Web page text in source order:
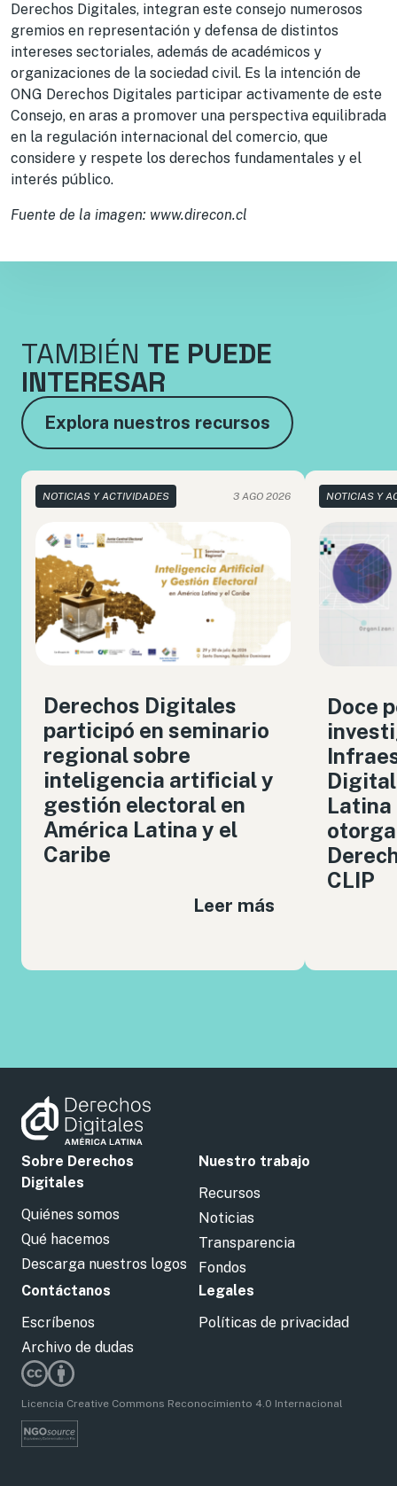
Derechos Digitales, integran este consejo numerosos
gremios en representación y defensa de distintos
intereses sectoriales, además de académicos y
organizaciones de la sociedad civil. Es la intención de
ONG Derechos Digitales participar activamente de este
Consejo, en aras a promover una perspectiva equilibrada
en la regulación internacional del comercio, que
considere y respete los derechos fundamentales y el
interés público.
Fuente de la imagen: www.direcon.cl
TAMBIÉN TE PUEDE
INTERESAR
Explora nuestros recursos
NOTICIAS Y ACTIVIDADES 3 AGO 2026
Derechos Digitales
participó en seminario
regional sobre
inteligencia artificial y
gestión electoral en
América Latina y el
Caribe
Leer más
NOTICIAS Y
Doce
Latina
CLIP
Sobre Derechos
Digitales
Quiénes somos
Qué hacemos
Descarga nuestros logos
Nuestro trabajo
Recursos
Noticias
Transparencia
Fondos
Contáctanos
Escríbenos
Archivo de dudas
Legales
Políticas de privacidad
Licencia Creative Commons Reconocimiento 4.0 Internacional